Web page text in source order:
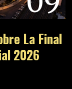
La Final
2026
10